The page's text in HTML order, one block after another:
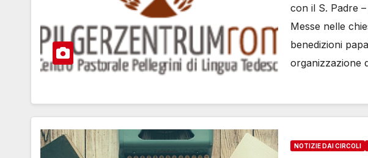
con il S. Padre
Messe nelle
benedizioni
organizzazione
NOTIZIE DAI CIRCOLI